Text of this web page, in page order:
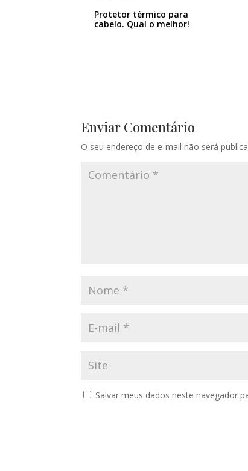
Protetor térmico para
cabelo. Qual o melhor!
Enviar Comentário
O seu endereço de e-mail não será
Salvar meus dados neste navegador